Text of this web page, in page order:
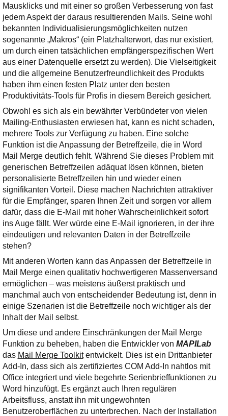
Mausklicks und mit einer so großen Verbesserung von fast
jedem Aspekt der daraus resultierenden Mails. Seine wohl
bekannten Individualisierungsmöglichkeiten nutzen
sogenannte „Makros“ (ein Platzhalterwort, das nur existiert,
um durch einen tatsächlichen empfängerspezifischen Wert
aus einer Datenquelle ersetzt zu werden). Die Vielseitigkeit
und die allgemeine Benutzerfreundlichkeit des Produkts
haben ihm einen festen Platz unter den besten
Produktivitäts-Tools für Profis in diesem Bereich gesichert.
Obwohl es sich als ein bewährter Verbündeter von vielen
Mailing-Enthusiasten erwiesen hat, kann es nicht schaden,
mehrere Tools zur Verfügung zu haben. Eine solche
Funktion ist die Anpassung der Betreffzeile, die in Word
Mail Merge deutlich fehlt. Während Sie dieses Problem mit
generischen Betreffzeilen adäquat lösen können, bieten
personalisierte Betreffzeilen hin und wieder einen
signifikanten Vorteil. Diese machen Nachrichten attraktiver
für die Empfänger, sparen Ihnen Zeit und sorgen vor allem
dafür, dass die E-Mail mit hoher Wahrscheinlichkeit sofort
ins Auge fällt. Wer würde eine E-Mail ignorieren, in der ihre
eindeutigen und relevanten Daten in der Betreffzeile
stehen?
Mit anderen Worten kann das Anpassen der Betreffzeile in
Mail Merge einen qualitativ hochwertigeren Massenversand
ermöglichen – was meistens äußerst praktisch und
manchmal auch von entscheidender Bedeutung ist, denn in
einige Szenarien ist die Betreffzeile noch wichtiger als der
Inhalt der Mail selbst.
Um diese und andere Einschränkungen der Mail Merge
Funktion zu beheben, haben die Entwickler von MAPILab
das Mail Merge Toolkitentwickelt. Dies ist ein Drittanbieter
Add-In, dass sich als zertifiziertes COM Add-In nahtlos mit
Office integriert und viele begehrte Serienbrieffunktionen zu
Word hinzufügt. Es ergänzt auch Ihren regulären
Arbeitsfluss, anstatt ihn mit ungewohnten
Benutzeroberflächen zu unterbrechen. Nach der Installation
Ihre E-Mail
Adresse:
E-Mail
E-Mail bestätigen